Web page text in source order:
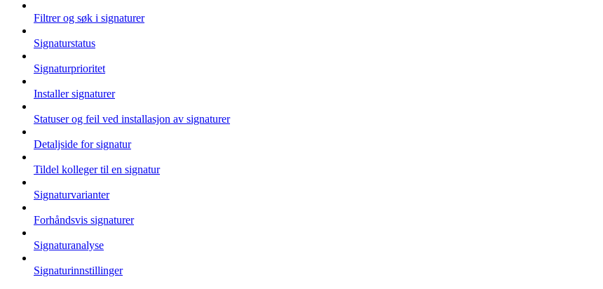
Filtrer og søk i signaturer
Signaturstatus
Signaturprioritet
Installer signaturer
Statuser og feil ved installasjon av signaturer
Detaljside for signatur
Tildel kolleger til en signatur
Signaturvarianter
Forhåndsvis signaturer
Signaturanalyse
Signaturinnstillinger